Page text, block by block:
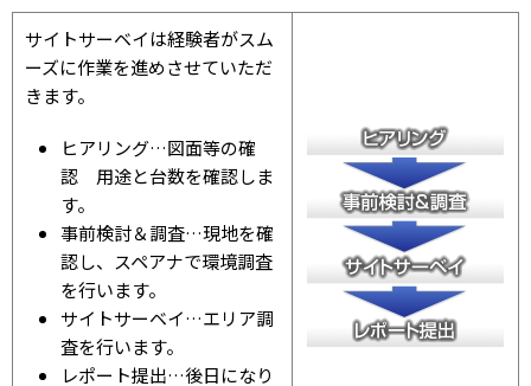
サイトサーベイは経験者がスム
ーズに作業を進めさせていただ
きます。
ヒアリング…図面等の確
認 用途と台数を確認しま
す。
事前検討＆調査…現地を確
認し、スペアナで環境調査
を行います。
サイトサーベイ…エリア調
査を行います。
レポート提出…後日になり